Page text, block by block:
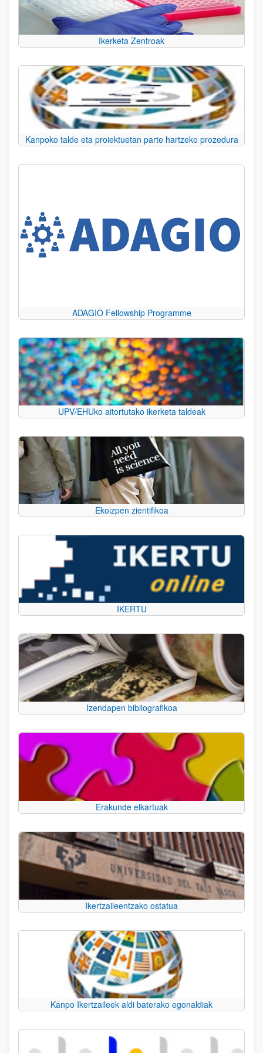
Ikerketa Zentroak
Kanpoko talde eta proiektuetan parte hartzeko prozedura
ADAGIO Fellowship Programme
UPV/EHUko aitortutako ikerketa taldeak
Ekoizpen zientifikoa
IKERTU
Izendapen bibliografikoa
Erakunde elkartuak
Ikertzaileentzako ostatua
Kanpo Ikertzaileek aldi baterako egonaldiak